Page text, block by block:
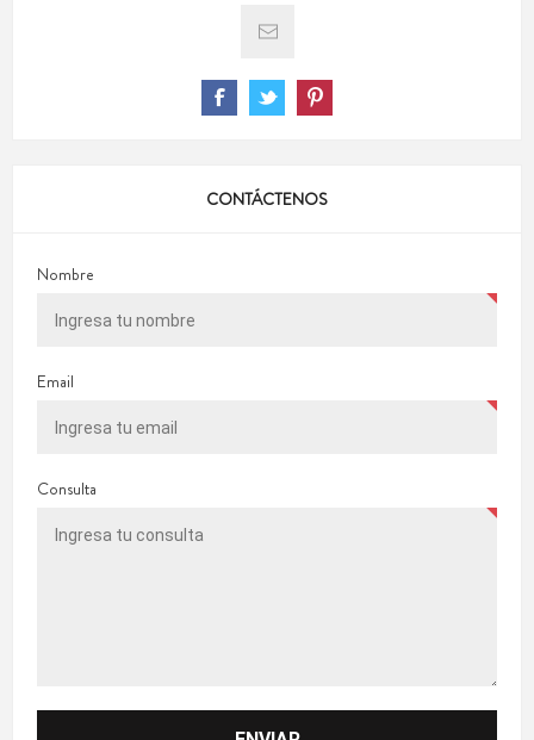
CONTÁCTENOS
Nombre
Email
Consulta